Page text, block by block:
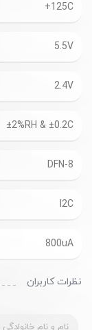
+125C
5.5V
2.4V
±2%RH & ±0.2C
DFN-8
I2C
800uA
نظرات کاربران